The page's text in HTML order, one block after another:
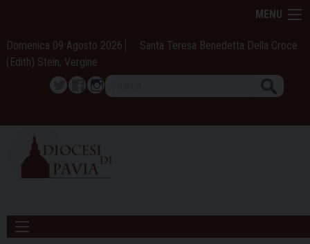
content
MENU
Domenica 09 Agosto 2026
Santa Teresa Benedetta Della Croce
(Edith) Stein, Vergine
TwitterFacebook
Instagram